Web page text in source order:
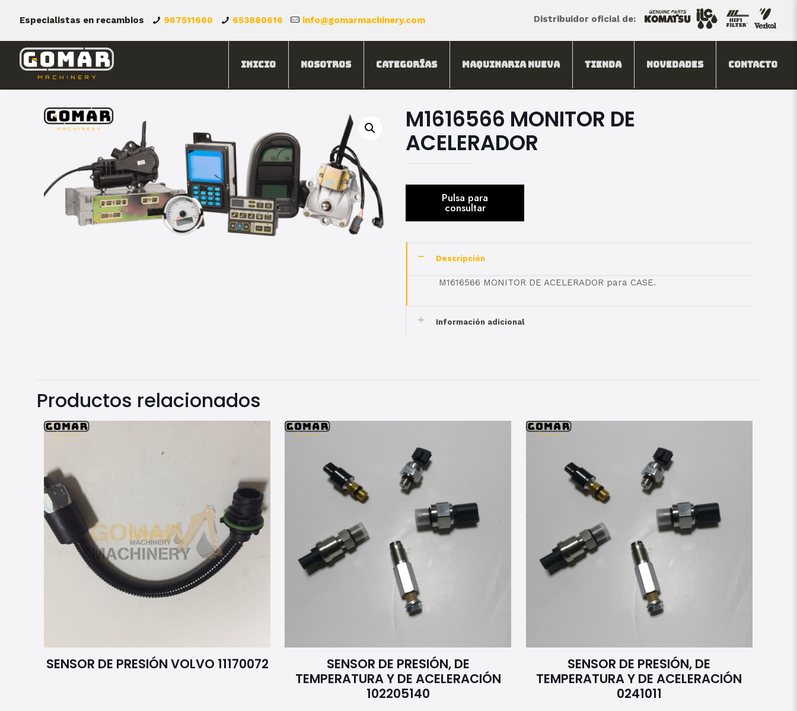
Especialistas en recambios 967511660 653880616 info@gomarmachinery.com Distribuidor oficial de:
Inicio Nosotros Categorías Maquinaria Nueva Tienda Novedades Contacto
M1616566 MONITOR DE
ACELERADOR
Descripción
M1616566 MONITOR DE ACELERADOR para CASE.
Información adicional
Productos relacionados
SENSOR DE PRESIÓN VOLVO 11170072
SENSOR DE PRESIÓN, DE
TEMPERATURA Y DE ACELERACIÓN
102205140
SENSOR DE PRESIÓN, DE
TEMPERATURA Y DE ACELERACIÓN
0241011